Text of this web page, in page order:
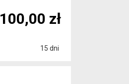
15 dni
100,00 zł